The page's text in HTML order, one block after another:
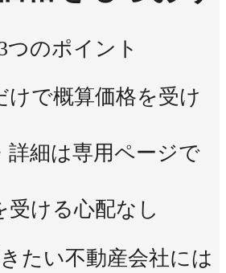
つのポイント
けで概算価格を受け
詳細は専用ページで
受ける心配なし
たい不動産会社には